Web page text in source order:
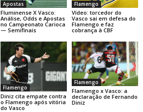
Apostas
Fluminense X Vasco:
Análise, Odds e Apostas
no Campeonato Carioca
— Semifinais
Flamengo
Vídeo: torcedor do
Vasco sai em defesa do
Flamengo e faz
cobrança à CBF
Flamengo
Diniz cita empate contra
o Flamengo após vitória
do Vasco
Flamengo
Flamengo x Vasco: a
declaração de Fernando
Diniz